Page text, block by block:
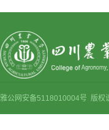
雅公网安备5118010004号 版权